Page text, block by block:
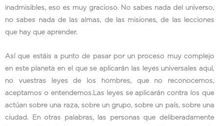
inadmisibles, eso es muy gracioso. No sabes nada del universo,
no sabes nada de las almas, de las misiones, de las lecciones
que hay que aprender.
Así que estáis a punto de pasar por un proceso muy complejo
en este planeta en el que se aplicarán las leyes universales aquí,
no vuestras leyes de los hombres, que no reconocemos,
aceptamos o entendemos.Las leyes se aplicarán contra los que
actúan sobre una raza, sobre un grupo, sobre un país, sobre una
ciudad. En otras palabras, las personas que deliberadamente